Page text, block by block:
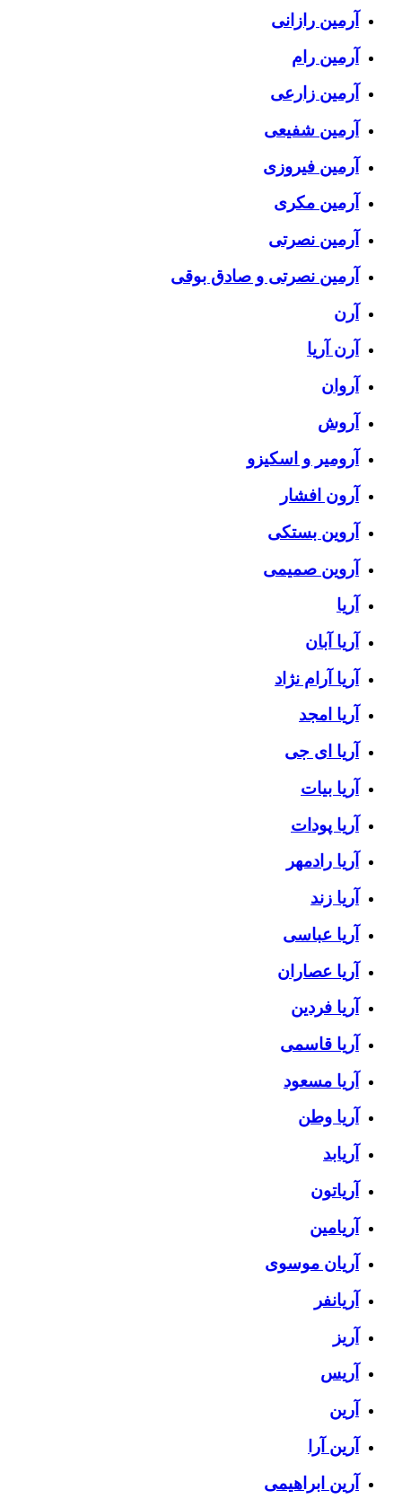
آرمین رازانی
آرمین رام
آرمین زارعی
آرمین شفیعی
آرمین فیروزی
آرمین مکری
آرمین نصرتی
آرمین نصرتی و صادق بوقی
آرن
آرن آریا
آروان
آروش
آرومیر و اسکیزو
آرون افشار
آروین بستکی
آروین صمیمی
آریا
آریا آبان
آریا آرام نژاد
آریا امجد
آریا ای جی
آریا بیات
آریا پودات
آریا رادمهر
آریا زند
آریا عباسی
آریا عصاران
آریا فردین
آریا قاسمی
آریا مسعود
آریا وطن
آریابد
آریاتون
آریامین
آریان موسوی
آریانفر
آریز
آریس
آرین
آرین آرا
آرین ابراهیمی